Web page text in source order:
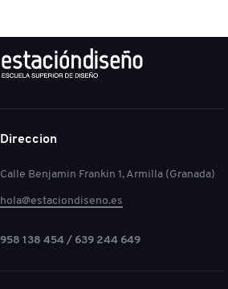
Direccion
Calle Benjamin Frankin 1, Armilla (Granada)
hola@estaciondiseno.es
958 138 454 / 639 244 649